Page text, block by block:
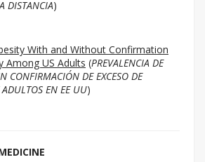
DISTANCIA)
With and Without Confirmation
Among US Adults (PREVALENCIA DE
CONFIRMACIÓN DE EXCESO DE
EN EE UU)